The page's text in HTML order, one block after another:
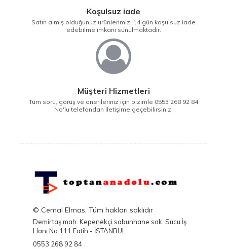
Koşulsuz iade
Satın almış olduğunuz ürünlerimizi 14 gün koşulsuz iade
edebilme imkanı sunulmaktadır.
Müşteri Hizmetleri
Tüm soru, görüş ve önerileriniz için bizimle 0553 268 92 84
No'lu telefondan iletişime geçebilirsiniz.
© Cemal Elmas, Tüm hakları saklıdır
Demirtaş mah. Kepenekçi sabunhane sok. Sucu İş
Hanı No:111 Fatih - İSTANBUL
0553 268 92 84